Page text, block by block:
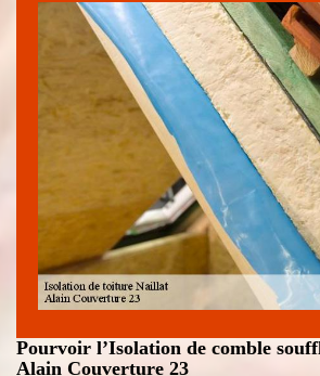
Pourvoir l’Isolation de comble
Alain Couverture 23